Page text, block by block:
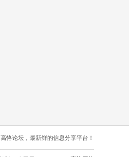
高恪论坛，最新鲜的信息分享平台！